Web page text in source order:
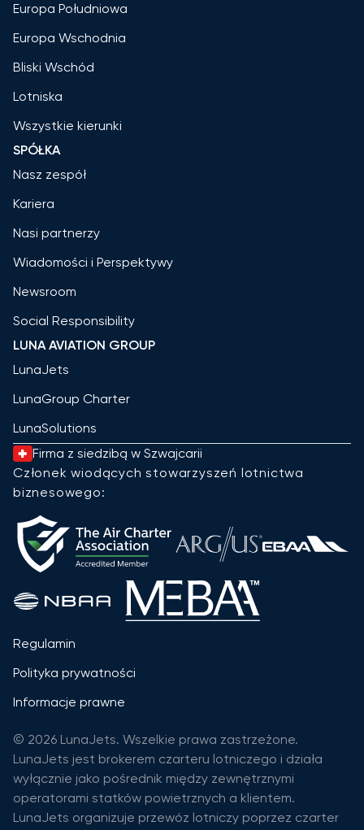
Europa Południowa
Europa Wschodnia
Bliski Wschód
Lotniska
Wszystkie kierunki
SPÓŁKA
Nasz zespół
Kariera
Nasi partnerzy
Wiadomości i Perspektywy
Newsroom
Social Responsibility
LUNA AVIATION GROUP
LunaJets
LunaGroup Charter
LunaSolutions
Firma z siedzibą w Szwajcarii
Członek wiodących stowarzyszeń lotnictwa
biznesowego:
Regulamin
Polityka prywatności
Informacje prawne
© 2026 LunaJets. Wszelkie prawa zastrzeżone.
LunaJets jest brokerem czarteru lotniczego i działa
wyłącznie jako pośrednik między zewnętrznymi
operatorami statków powietrznych a klientem.
LunaJets organizuje przewóz lotniczy poprzez czarter